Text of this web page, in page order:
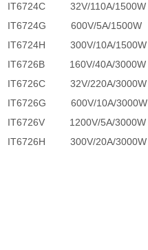
IT6724C
32V/110A/1500W
IT6724G
600V/5A/1500W
IT6724H
300V/10A/1500W
IT6726B
160V/40A/3000W
IT6726C
32V/220A/3000W
IT6726G
600V/10A/3000W
IT6726V
1200V/5A/3000W
IT6726H
300V/20A/3000W